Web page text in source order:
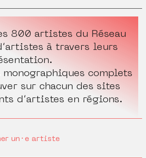
800 artistes du Réseau
à travers leurs
monographiques complets
sur chacun des sites
d’artistes en régions.